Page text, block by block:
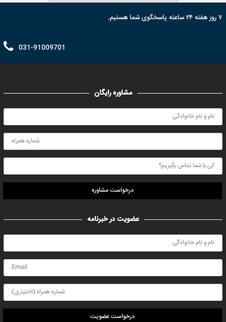
۷ روز هفته ۲۴ ساعته پاسخگوی شما هستیم.
031-91009701
مشاوره رایگان
درخواست مشاوره
عضویت در خبرنامه
درخواست عضویت